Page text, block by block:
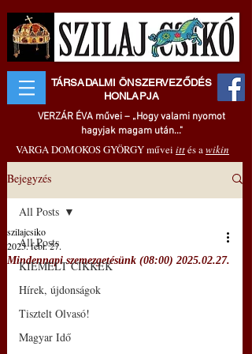
TÁRSADALMI ÖNSZERVEZŐDÉS
HONLAPJA
VERZÁR ÉVA művei – „Hogy valami nyomot
hagyjak magam után..."
VARGA DOMOKOS GYÖRGY művei ittés awikin
Bejegyzés
All Posts
KIEMELT CIKKEK
Hírek, újdonságok
Tisztelt Olvasó!
Magyar Idő
All Posts
Mindennapi szemezgetésünk (08:00) 2025.02.27.
szilajcsiko
2025. febr. 27.